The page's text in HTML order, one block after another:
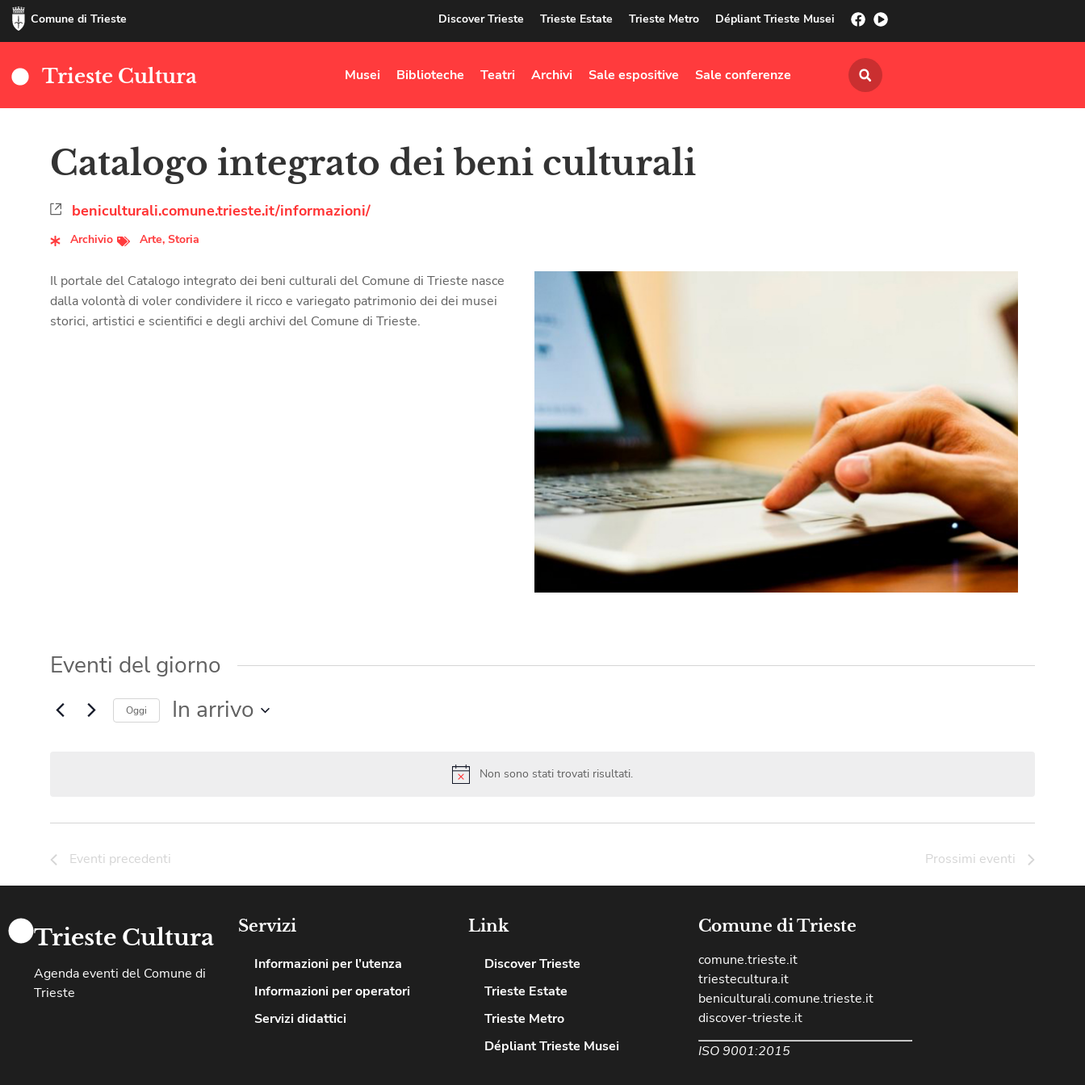
Comune di Trieste Discover Trieste Trieste Estate Trieste Metro Dépliant Trieste Musei
Trieste Cultura Musei Biblioteche Teatri Archivi Sale espositive Sale conferenze
Non sono stati trovati risultati.
Catalogo integrato dei beni culturali
beniculturali.comune.trieste.it/informazioni/
Archivio Arte, Storia
Il portale del Catalogo integrato dei beni culturali del Comune di Trieste nasce
dalla volontà di voler condividere il ricco e variegato patrimonio dei dei musei
storici, artistici e scientifici e degli archivi del Comune di Trieste.
Eventi del giorno
Oggi In arrivo
Eventi precedenti Prossimi eventi
Trieste Cultura
Agenda eventi del Comune di
Trieste
Servizi
Informazioni per l’utenza
Informazioni per operatori
Servizi didattici
Link
Discover Trieste
Trieste Estate
Trieste Metro
Dépliant Trieste Musei
Comune di Trieste
comune.trieste.it
triestecultura.it
beniculturali.comune.trieste.it
discover-trieste.it
ISO 9001:2015